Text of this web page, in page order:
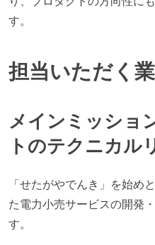
す。
担当いただく
メインミッショ
トのテクニカル
「せたがやでんき」を始め
た電力小売サービスの開発
す。